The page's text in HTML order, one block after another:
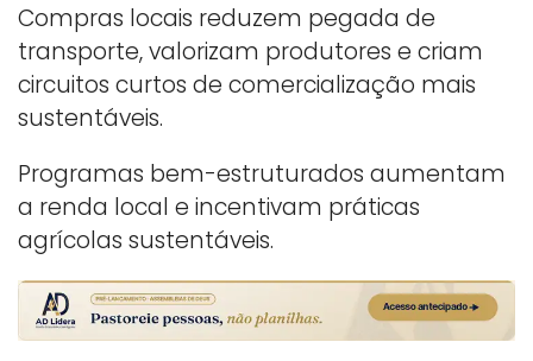
Compras locais reduzem pegada de
transporte, valorizam produtores e criam
circuitos curtos de comercialização mais
sustentáveis.
Programas bem-estruturados aumentam
a renda local e incentivam práticas
agrícolas sustentáveis.